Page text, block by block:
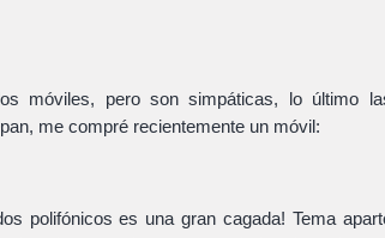
móviles, pero son simpáticas, lo último
me compré recientemente un móvil:
polifónicos es una gran cagada! Tema